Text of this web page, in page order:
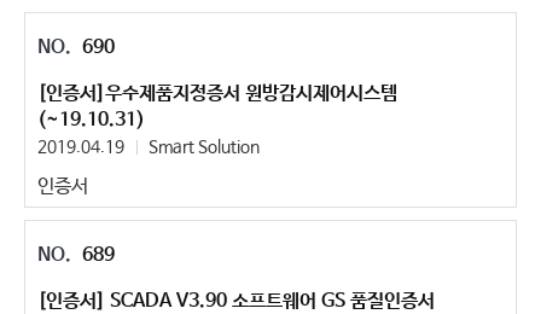
690
[인증서]우수제품지정증서 원방감시제어시스템
(~19.10.31)
2019.04.19 Smart Solution
인증서
689
[인증서] SCADA V3.90 소프트웨어 GS 품질인증서